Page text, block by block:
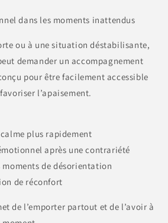
dans les moments inattendus
ou à une situation déstabilisante,
demander un accompagnement
pour être facilement accessible
l’apaisement.
plus rapidement
après une contrariété
moments de désorientation
de réconfort
de l’emporter partout et de l’avoir à